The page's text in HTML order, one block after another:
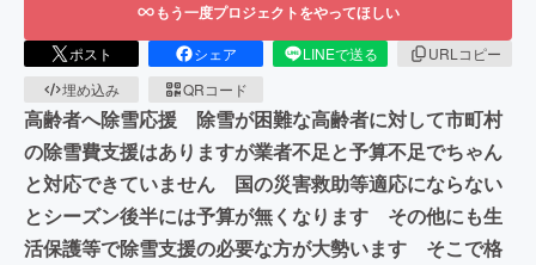
もう一度プロジェクトをやってほしい
ポスト シェア LINEで送る
URLコピー
埋め込み
QRコード
高齢者へ除雪応援 除雪が困難な高齢者に対して市町村
の除雪費支援はありますが業者不足と予算不足でちゃん
と対応できていません 国の災害救助等適応にならない
とシーズン後半には予算が無くなります その他にも生
活保護等で除雪支援の必要な方が大勢います そこで格